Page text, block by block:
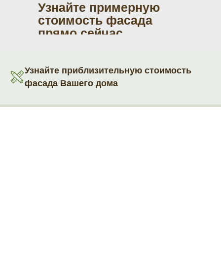
Узнайте примерную
стоимость фасада
прямо сейчас
Узнайте приблизительную стоимость
фасада Вашего дома